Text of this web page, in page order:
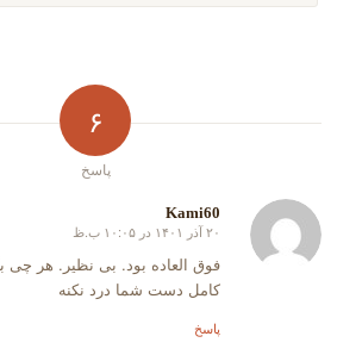
۶
پاسخ
Kami60
گفته:۲۰ آذر ۱۴۰۱ در ۱۰:۰۵ ب.ظ
فوق العاده بود. بی نظیر. هر چی
کامل دست شما درد نکنه
پاسخ